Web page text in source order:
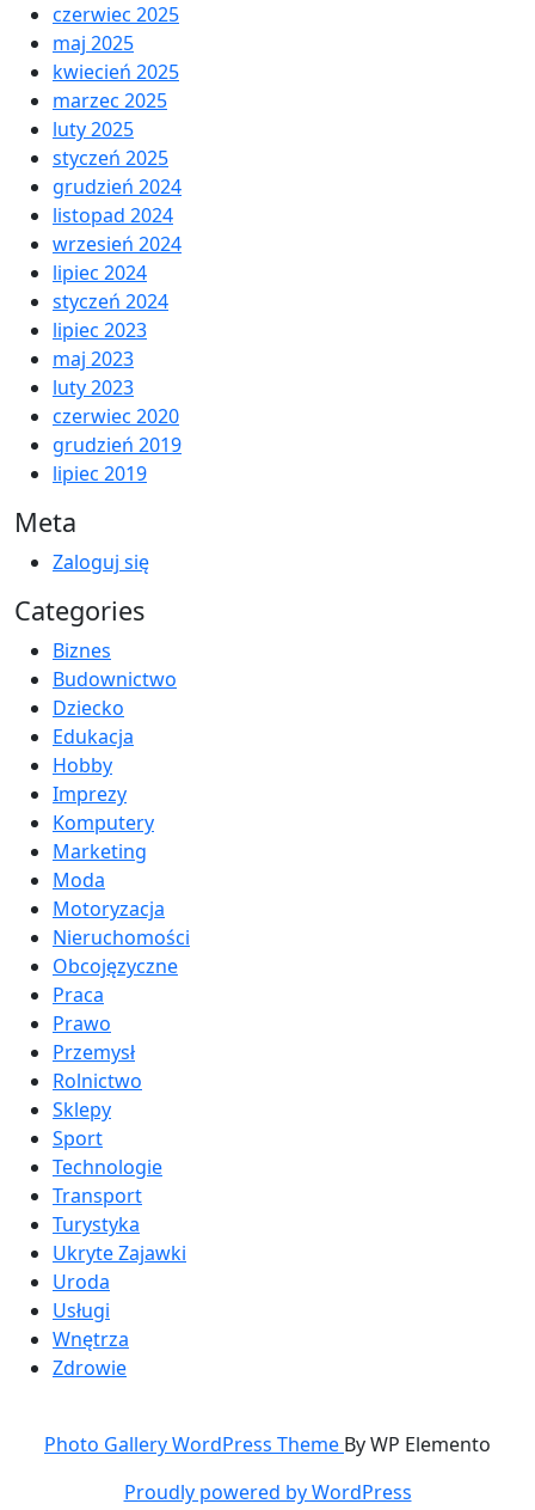
czerwiec 2025
maj 2025
kwiecień 2025
marzec 2025
luty 2025
styczeń 2025
grudzień 2024
listopad 2024
wrzesień 2024
lipiec 2024
styczeń 2024
lipiec 2023
maj 2023
luty 2023
czerwiec 2020
grudzień 2019
lipiec 2019
Meta
Zaloguj się
Categories
Biznes
Budownictwo
Dziecko
Edukacja
Hobby
Imprezy
Komputery
Marketing
Moda
Motoryzacja
Nieruchomości
Obcojęzyczne
Praca
Prawo
Przemysł
Rolnictwo
Sklepy
Sport
Technologie
Transport
Turystyka
Ukryte Zajawki
Uroda
Usługi
Wnętrza
Zdrowie
Photo Gallery WordPress Theme By WP Elemento
Proudly powered by WordPress